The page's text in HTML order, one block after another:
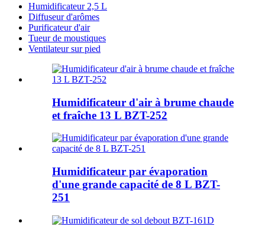
Humidificateur 2,5 L
Diffuseur d'arômes
Purificateur d'air
Tueur de moustiques
Ventilateur sur pied
Humidificateur d'air à brume chaude
et fraîche 13 L BZT-252
Humidificateur par évaporation
d'une grande capacité de 8 L BZT-
251